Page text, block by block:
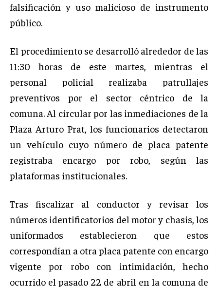
falsificación y uso malicioso de instrumento
público.
El procedimiento se desarrolló alrededor de las
11:30 horas de este martes, mientras el
personal policial realizaba patrullajes
preventivos por el sector céntrico de la
comuna. Al circular por las inmediaciones de la
Plaza Arturo Prat, los funcionarios detectaron
un vehículo cuyo número de placa patente
registraba encargo por robo, según las
plataformas institucionales.
Tras fiscalizar al conductor y revisar los
números identificatorios del motor y chasis, los
uniformados establecieron que estos
correspondían a otra placa patente con encargo
vigente por robo con intimidación, hecho
ocurrido el pasado 22 de abril en la comuna de